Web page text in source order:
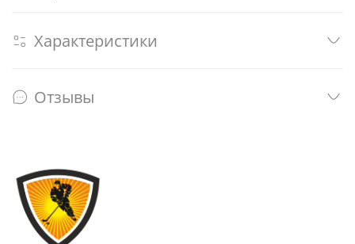
Характеристики
Отзывы